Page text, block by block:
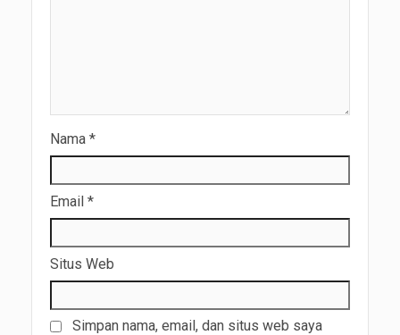
Nama *
Email *
Situs Web
Simpan nama, email, dan situs web saya